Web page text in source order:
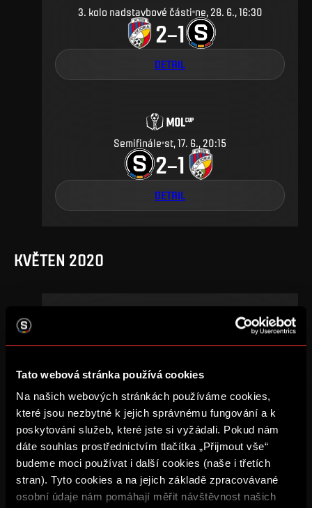
Tato webová stránka používá cookies
Na našich webových stránkách používáme cookies,
které jsou nezbytné k jejich správnému fungování a k
poskytování služeb, které jste si vyžádali. Pokud nám
dáte souhlas prostřednictvím tlačítka „Přijmout vše“
budeme moci používat i další cookies (naše i třetích
stran). Tyto cookies a na jejich základě zpracovávané
osobní údaje nám pomáhají měřit návštěvnost našich
3. kolo nadstavbové části ne, 28. 6., 16:30
2–1
DETAIL
Semifinále st, 17. 6., 20:15
2–1
DETAIL
KVĚTEN 2020
DETAIL
ZÁŘÍ 2019